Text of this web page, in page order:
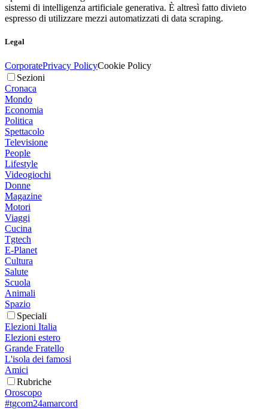
sistemi di intelligenza artificiale generativa. È altresì fatto divieto
espresso di utilizzare mezzi automatizzati di data scraping.
Legal
CorporatePrivacy PolicyCookie Policy
Sezioni
Cronaca
Mondo
Economia
Politica
Spettacolo
Televisione
People
Lifestyle
Videogiochi
Donne
Magazine
Motori
Viaggi
Cucina
Tgtech
E-Planet
Cultura
Salute
Scuola
Animali
Spazio
Speciali
Elezioni Italia
Elezioni estero
Grande Fratello
L'isola dei famosi
Amici
Rubriche
Oroscopo
#tgcom24amarcord